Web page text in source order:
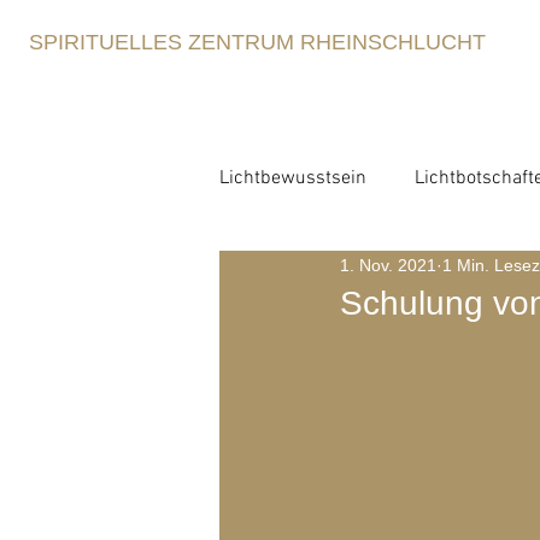
SPIRITUELLES ZENTRUM RHEINSCHLUCHT
Lichtbewusstsein
Lichtbewusstsein
Schulung
1. Nov. 2021 1 Min.